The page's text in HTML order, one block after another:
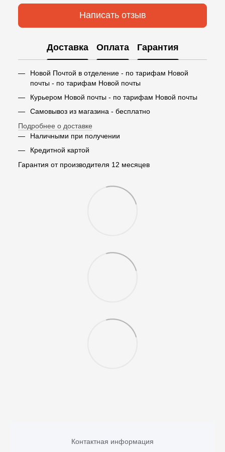
Написать отзыв
Доставка Оплата Гарантия
Новой Почтой в отделение - по тарифам Новой
почты - по тарифам Новой почты
Курьером Новой почты - по тарифам Новой почты
Самовывоз из магазина - бесплатно
Подробнее о доставке
Наличными при получении
Кредитной картой
Гарантия от производителя 12 месяцев
Контактная информация